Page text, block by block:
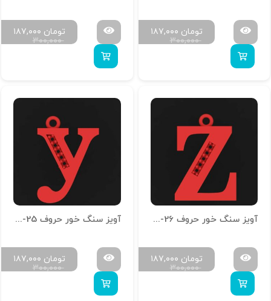
۳۰۰,۰۰۰
۱۸۷,۰۰۰ تومان
۳۰۰,۰۰۰
۱۸۷,۰۰۰ تومان
آویز سنگ خور حروف H-MAYA-26
۳۰۰,۰۰۰
۱۸۷,۰۰۰ تومان
آویز سنگ خور حروف H-MAYA-25
۳۰۰,۰۰۰
۱۸۷,۰۰۰ تومان